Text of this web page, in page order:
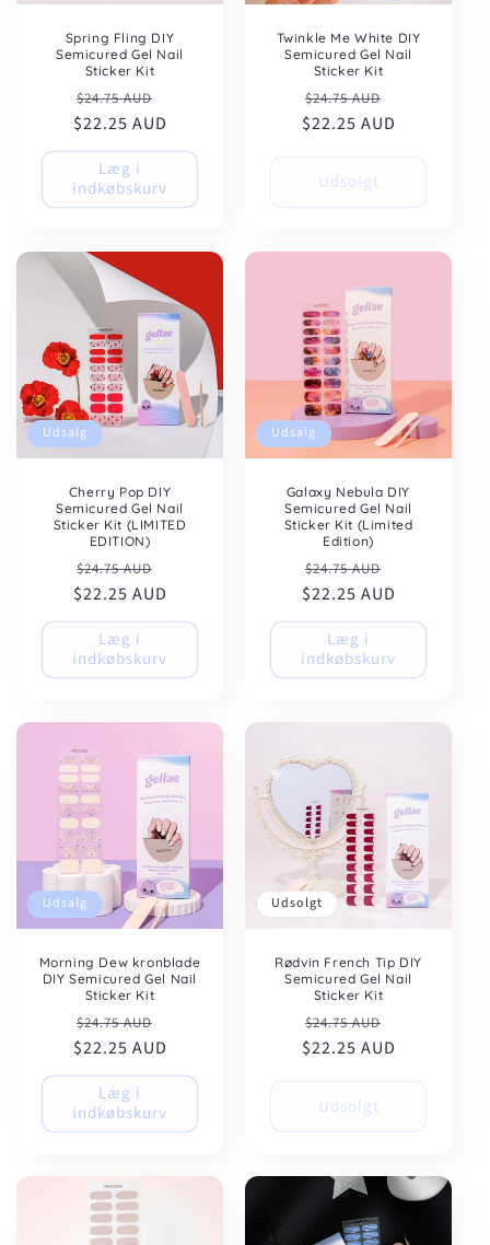
Spring Fling DIY
Semicured Gel Nail
Sticker Kit
Normalpris
$24.75 AUD
$22.25 AUD
Læg i
indkøbskurv
Twinkle Me White DIY
Semicured Gel Nail
Sticker Kit
Normalpris
$24.75 AUD
$22.25 AUD
Udsolgt
Udsalg
Cherry Pop DIY
Semicured Gel Nail
Sticker Kit (LIMITED
EDITION)
Normalpris
$24.75 AUD
$22.25 AUD
Læg i
indkøbskurv
Udsalg
Galaxy Nebula DIY
Semicured Gel Nail
Sticker Kit (Limited
Edition)
Normalpris
$24.75 AUD
$22.25 AUD
Læg i
indkøbskurv
Udsalg
Morning Dew kronblade
DIY Semicured Gel Nail
Sticker Kit
Normalpris
$24.75 AUD
$22.25 AUD
Læg i
indkøbskurv
Udsolgt
Rødvin French Tip DIY
Semicured Gel Nail
Sticker Kit
Normalpris
$24.75 AUD
$22.25 AUD
Udsolgt